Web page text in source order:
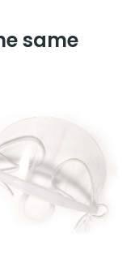
same